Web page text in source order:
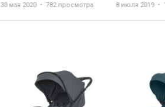
30 мая 2020 782 просмотра 8 июля 2019